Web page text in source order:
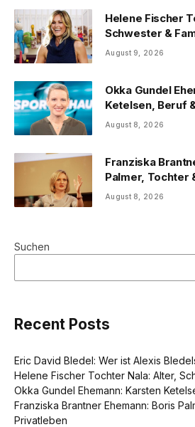
Helene Fischer
Schwester &
August 9, 2026
Okka Gundel
Ketelsen, Beruf
August 8, 2026
Franziska
Palmer, Tochter
August 8, 2026
Suchen
Recent Posts
Eric David Bledel: Wer ist Alexis
Helene Fischer Tochter Nala: Alter,
Okka Gundel Ehemann: Karsten
Franziska Brantner Ehemann: Boris
Privatleben